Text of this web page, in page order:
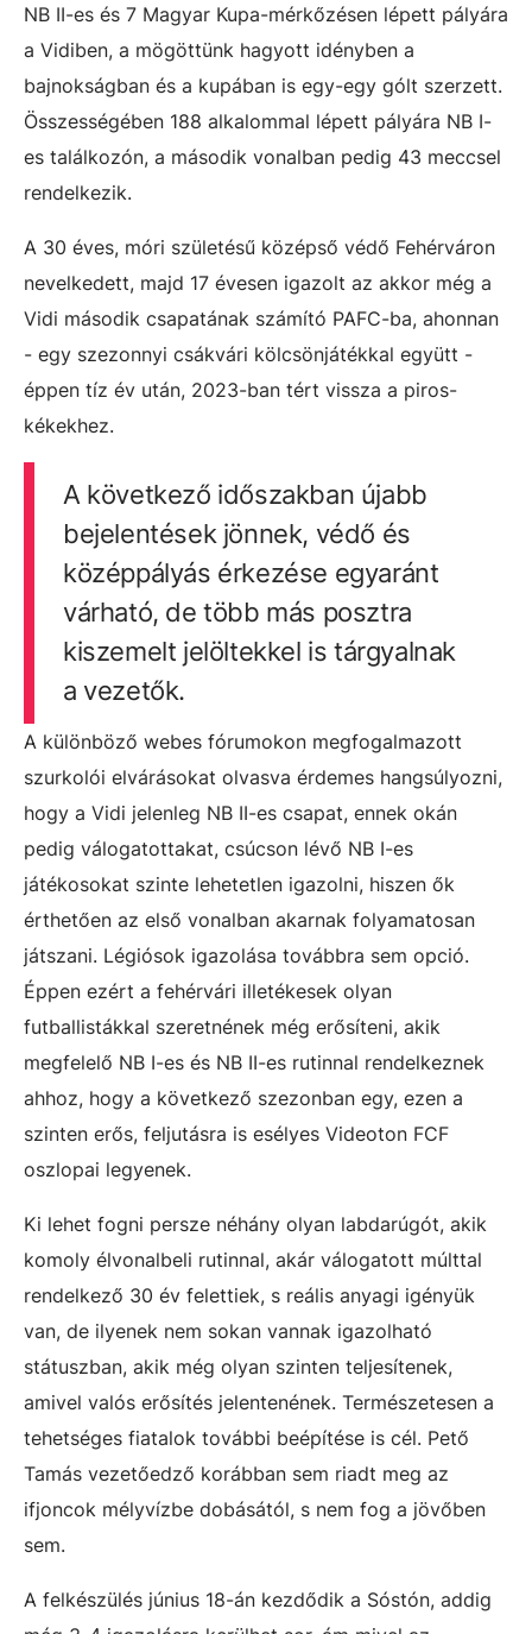
NB II-es és 7 Magyar Kupa-mérkőzésen lépett pályára
a Vidiben, a mögöttünk hagyott idényben a
bajnokságban és a kupában is egy-egy gólt szerzett.
Összességében 188 alkalommal lépett pályára NB I-
es találkozón, a második vonalban pedig 43 meccsel
rendelkezik.
A 30 éves, móri születésű középső védő Fehérváron
nevelkedett, majd 17 évesen igazolt az akkor még a
Vidi második csapatának számító PAFC-ba, ahonnan
- egy szezonnyi csákvári kölcsönjátékkal együtt -
éppen tíz év után, 2023-ban tért vissza a piros-
kékekhez.
A következő időszakban újabb
bejelentések jönnek, védő és
középpályás érkezése egyaránt
várható, de több más posztra
kiszemelt jelöltekkel is tárgyalnak
a vezetők.
A különböző webes fórumokon megfogalmazott
szurkolói elvárásokat olvasva érdemes hangsúlyozni,
hogy a Vidi jelenleg NB II-es csapat, ennek okán
pedig válogatottakat, csúcson lévő NB I-es
játékosokat szinte lehetetlen igazolni, hiszen ők
érthetően az első vonalban akarnak folyamatosan
játszani. Légiósok igazolása továbbra sem opció.
Éppen ezért a fehérvári illetékesek olyan
futballistákkal szeretnének még erősíteni, akik
megfelelő NB I-es és NB II-es rutinnal rendelkeznek
ahhoz, hogy a következő szezonban egy, ezen a
szinten erős, feljutásra is esélyes Videoton FCF
oszlopai legyenek.
Ki lehet fogni persze néhány olyan labdarúgót, akik
komoly élvonalbeli rutinnal, akár válogatott múlttal
rendelkező 30 év felettiek, s reális anyagi igényük
van, de ilyenek nem sokan vannak igazolható
státuszban, akik még olyan szinten teljesítenek,
amivel valós erősítés jelentenének. Természetesen a
tehetséges fiatalok további beépítése is cél. Pető
Tamás vezetőedző korábban sem riadt meg az
ifjoncok mélyvízbe dobásától, s nem fog a jövőben
sem.
A felkészülés június 18-án kezdődik a Sóstón, addig